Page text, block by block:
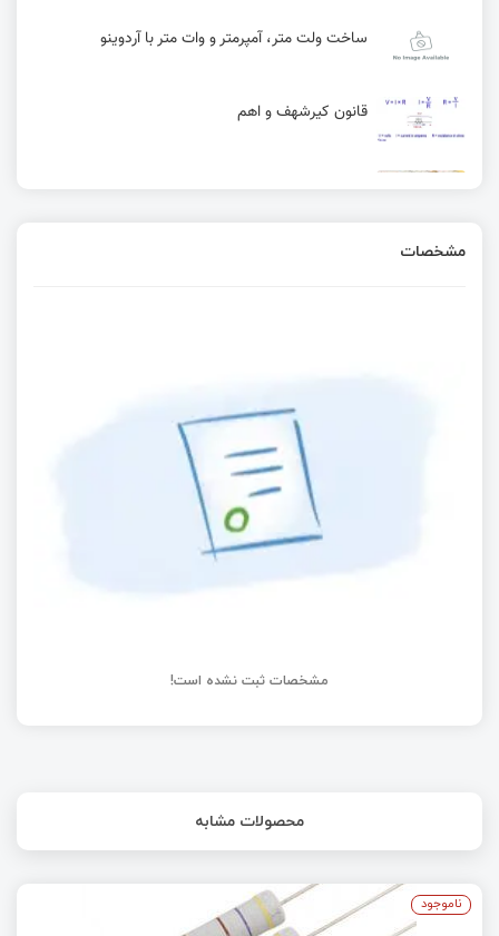
ساخت ولت متر، آمپرمتر و وات متر با آردوینو
قانون کیرشهف و اهم
رنگ مقاومت ها را بشناسید - به همراه اپلیکیشن
اسکن حرفه ای اندروید
مشخصات
مشخصات ثبت نشده است!
محصولات مشابه
ناموجود